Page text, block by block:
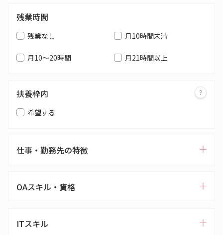
残業時間
残業なし 月10時間未満
月10～20時間 月21時間以上
扶養枠内
希望する
仕事・勤務先の特徴
OAスキル・資格
ITスキル